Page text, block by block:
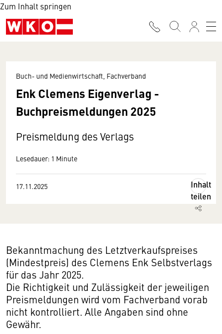
Zum Inhalt springen
Buch- und Medienwirtschaft, Fachverband
Enk Clemens Eigenverlag -
Buchpreismeldungen 2025
Preismeldung des Verlags
Lesedauer: 1 Minute
17.11.2025
Inhalt
teilen
Bekanntmachung des Letztverkaufspreises
(Mindestpreis) des Clemens Enk Selbstverlags
für das Jahr 2025.
Die Richtigkeit und Zulässigkeit der jeweiligen
Preismeldungen wird vom Fachverband vorab
nicht kontrolliert. Alle Angaben sind ohne
Gewähr.